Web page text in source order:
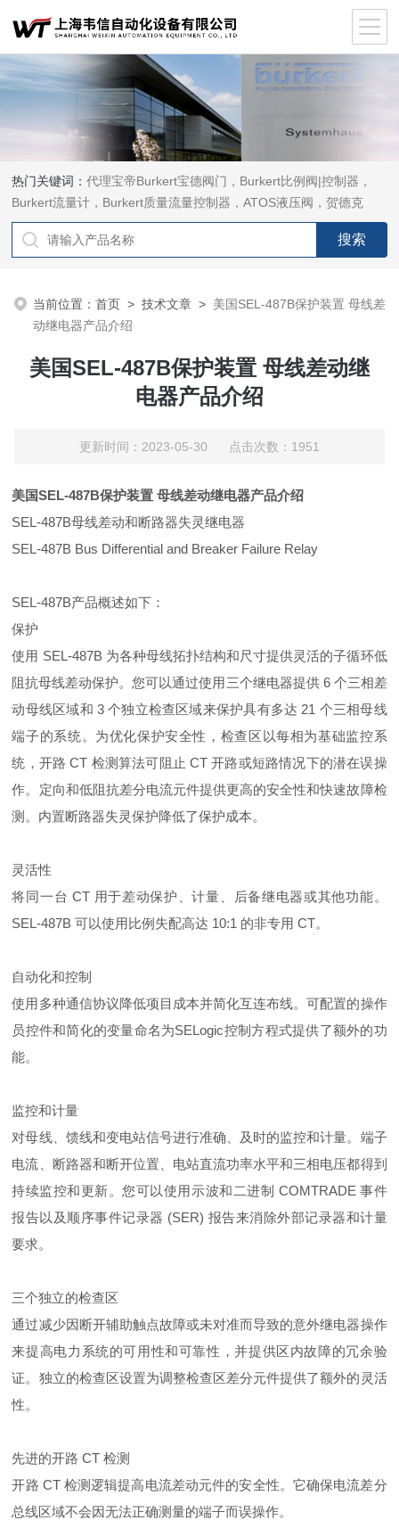
热门关键词：代理宝帝Burkert宝德阀门，Burkert比例阀|控制器，
Burkert流量计，Burkert质量流量控制器，ATOS液压阀，贺德克
HYDAC传感器，ASCO电磁阀，ASCO阀门，REXROTH力士乐阀
泵，安沃驰Aventics电磁阀|气缸，Samson萨姆森定位器
当前位置：首页 >技术文章 > 美国SEL-487B保护装置 母线差
动继电器产品介绍
美国SEL-487B保护装置 母线差动继
电器产品介绍
更新时间：2023-05-30 点击次数：1951
美国SEL-487B保护装置 母线差动继电器产品介绍
SEL-487B母线差动和断路器失灵继电器
SEL-487B Bus Differential and Breaker Failure Relay
SEL-487B产品概述如下：
保护
使用 SEL-487B 为各种母线拓扑结构和尺寸提供灵活的子循环低
阻抗母线差动保护。您可以通过使用三个继电器提供 6 个三相差
动母线区域和 3 个独立检查区域来保护具有多达 21 个三相母线
端子的系统。为优化保护安全性，检查区以每相为基础监控系
统，开路 CT 检测算法可阻止 CT 开路或短路情况下的潜在误操
作。定向和低阻抗差分电流元件提供更高的安全性和快速故障检
测。内置断路器失灵保护降低了保护成本。
灵活性
将同一台 CT 用于差动保护、计量、后备继电器或其他功能。
SEL-487B 可以使用比例失配高达 10:1 的非专用 CT。
自动化和控制
使用多种通信协议降低项目成本并简化互连布线。可配置的操作
员控件和简化的变量命名为SELogic控制方程式提供了额外的功
能。
监控和计量
对母线、馈线和变电站信号进行准确、及时的监控和计量。端子
电流、断路器和断开位置、电站直流功率水平和三相电压都得到
持续监控和更新。您可以使用示波和二进制 COMTRADE 事件
报告以及顺序事件记录器 (SER) 报告来消除外部记录器和计量
要求。
三个独立的检查区
通过减少因断开辅助触点故障或未对准而导致的意外继电器操作
来提高电力系统的可用性和可靠性，并提供区内故障的冗余验
证。独立的检查区设置为调整检查区差分元件提供了额外的灵活
性。
先进的开路 CT 检测
开路 CT 检测逻辑提高电流差动元件的安全性。它确保电流差分
总线区域不会因无法正确测量的端子而误操作。